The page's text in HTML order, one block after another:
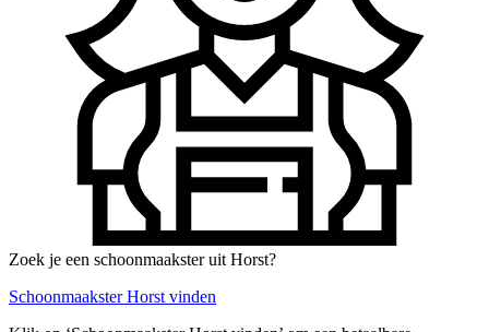
Zoek je een schoonmaakster uit Horst?
Schoonmaakster Horst vinden